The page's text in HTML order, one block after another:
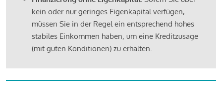
kein oder nur geringes Eigenkapital verfügen,
müssen Sie in der Regel ein entsprechend hohes
stabiles Einkommen haben, um eine Kreditzusage
(mit guten Konditionen) zu erhalten.